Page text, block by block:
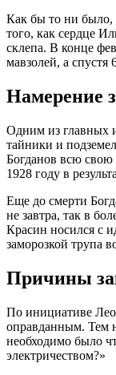
Как бы то ни было,
того, как сердце
склепа. В конце
мавзолей, а
Намерение
Одним из главных
тайники и
Богданов всю свою
1928 году в
Еще до смерти
не завтра, так в
Красин носился с
заморозкой трупа
Причины
По инициативе
оправданным. Тем
необходимо было
электричеством?»